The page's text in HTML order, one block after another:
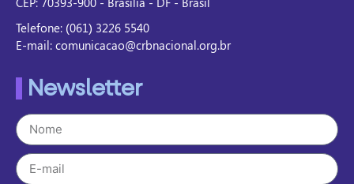
Telefone: (061) 3226 5540
E-mail: comunicacao@crbnacional.org.br
Newsletter